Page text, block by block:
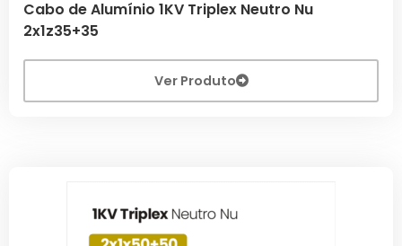
Cabo de Alumínio 1KV Triplex Neutro Nu
2x1z35+35
Ver Produto